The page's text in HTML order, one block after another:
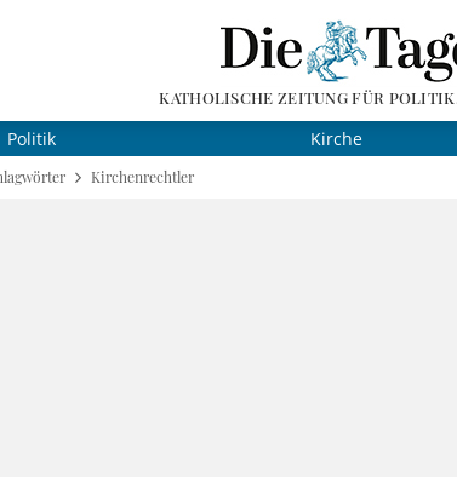
KATHOLISCHE ZEITUNG FÜR
Politik Kirche
Kirchenrechtler